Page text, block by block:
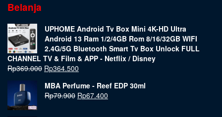
Belanja
UPHOME Android Tv Box Mini 4K-HD Ultra
Android 13 Ram 1/2/4GB Rom 8/16/32GB WIFI
2.4G/5G Bluetooth Smart Tv Box Unlock FULL
CHANNEL TV & Film & APP - Netflix / Disney
Rp369.000 Rp364.500
MBA Perfume - Reef EDP 30ml
Rp79.900 Rp67.400